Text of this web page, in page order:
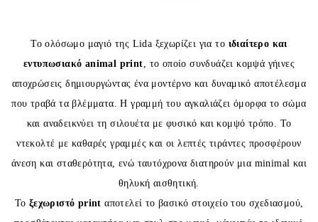
Το ολόσωμο μαγιό της Lida ξεχωρίζει για το ιδιαίτερο και
εντυπωσιακό animal print , το οποίο συνδυάζει κομψά γήινες
αποχρώσεις δημιουργώντας ένα μοντέρνο και δυναμικό αποτέλεσμα
που τραβά τα βλέμματα. Η γραμμή του αγκαλιάζει όμορφα το σώμα
και αναδεικνύει τη σιλουέτα με φυσικό και κομψό τρόπο. Το
ντεκολτέ με καθαρές γραμμές και οι λεπτές τιράντες προσφέρουν
άνεση και σταθερότητα, ενώ ταυτόχρονα διατηρούν μια minimal και
θηλυκή αισθητική.
Το ξεχωριστό print αποτελεί το βασικό στοιχείο του σχεδιασμού,